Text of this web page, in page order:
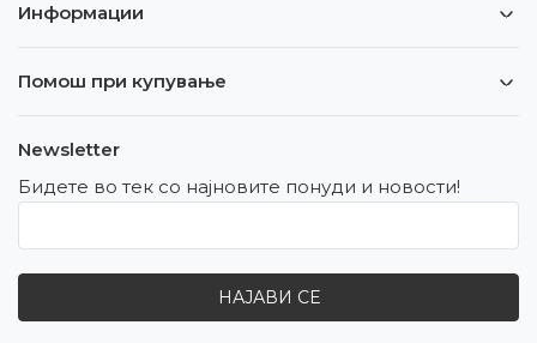
Информации
Помош при купување
Newsletter
Бидете во тек со најновите понуди и новости!
НАЈАВИ СЕ